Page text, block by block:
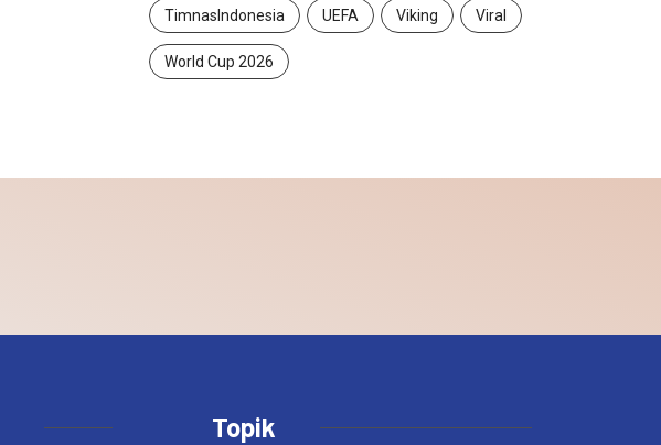
TimnasIndonesia UEFA Viking Viral
World Cup 2026
Topik